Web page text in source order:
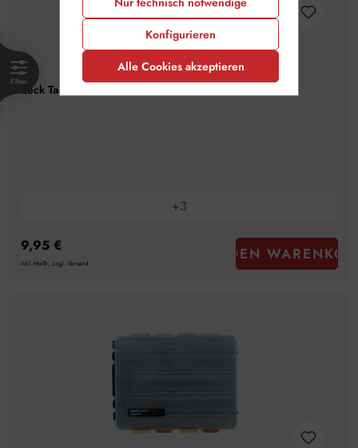
Zeck Tackle Box WP #S Transparent 23x17,5x5cm
+3
9,95 €
inkl. MwSt., zzgl. Versand IN DEN
Konfigurieren
Alle Cookies akzeptieren